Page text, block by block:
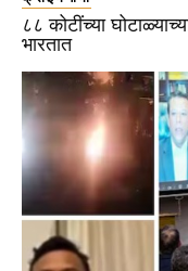
८८ कोटींच्या
भारतात